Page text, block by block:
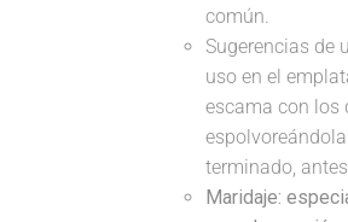
común.
Sugerencias de
uso en el
escama con los
terminado,
Maridaje: